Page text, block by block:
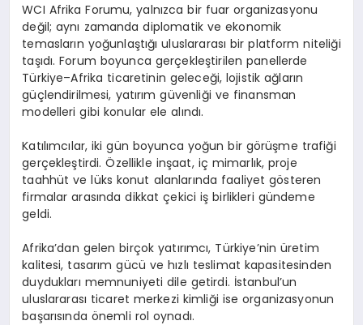
WCI Afrika Forumu, yalnızca bir fuar organizasyonu
değil; aynı zamanda diplomatik ve ekonomik
temasların yoğunlaştığı uluslararası bir platform niteliği
taşıdı. Forum boyunca gerçekleştirilen panellerde
Türkiye–Afrika ticaretinin geleceği, lojistik ağların
güçlendirilmesi, yatırım güvenliği ve finansman
modelleri gibi konular ele alındı.
Katılımcılar, iki gün boyunca yoğun bir görüşme trafiği
gerçekleştirdi. Özellikle inşaat, iç mimarlık, proje
taahhüt ve lüks konut alanlarında faaliyet gösteren
firmalar arasında dikkat çekici iş birlikleri gündeme
geldi.
Afrika’dan gelen birçok yatırımcı, Türkiye’nin üretim
kalitesi, tasarım gücü ve hızlı teslimat kapasitesinden
duydukları memnuniyeti dile getirdi. İstanbul’un
uluslararası ticaret merkezi kimliği ise organizasyonun
başarısında önemli rol oynadı.